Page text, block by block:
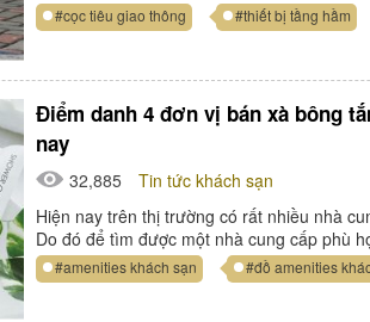
#cọc tiêu giao thông #thiết bị tầng hầm
Điểm danh 4 đơn vị bán xà bông
nay
32,885
Tin tức khách sạn
Hiện nay trên thị trường có rất nhiều nhà
Do đó để tìm được một nhà cung cấp phù
#amenities khách sạn #đồ amenities